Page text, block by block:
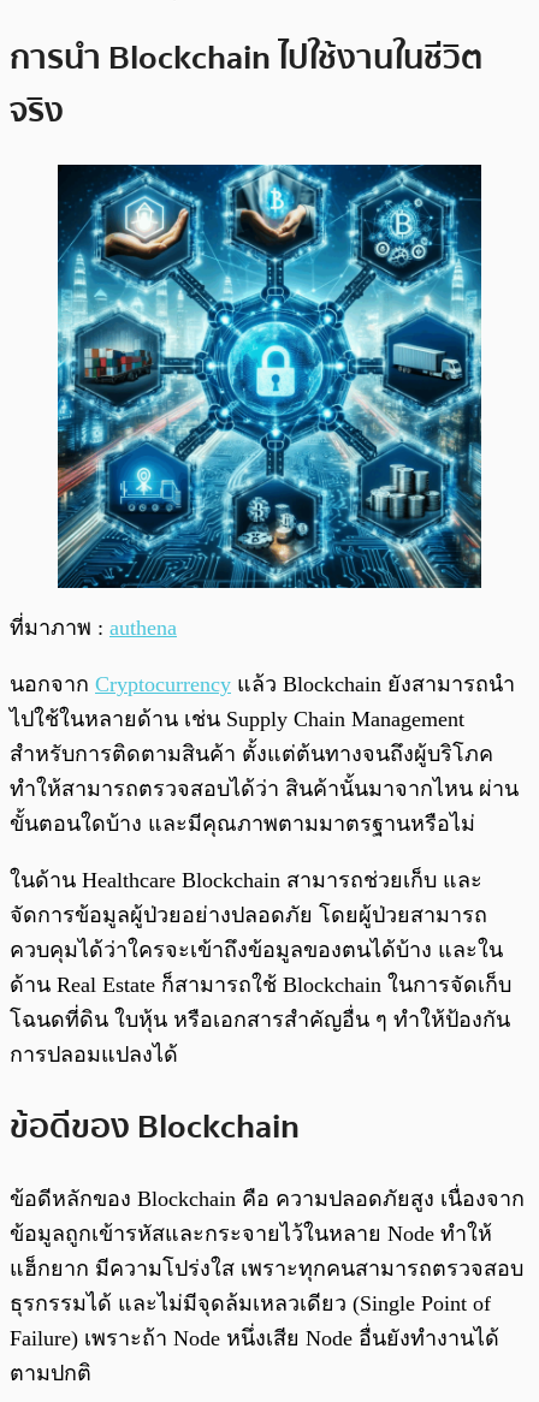
การนำ Blockchain ไปใช้งานในชีวิต
จริง
ที่มาภาพ : authena
นอกจาก Cryptocurrency แล้ว Blockchain ยังสามารถนำ
ไปใช้ในหลายด้าน เช่น Supply Chain Management
สำหรับการติดตามสินค้า ตั้งแต่ต้นทางจนถึงผู้บริโภค
ทำให้สามารถตรวจสอบได้ว่า สินค้านั้นมาจากไหน ผ่าน
ขั้นตอนใดบ้าง และมีคุณภาพตามมาตรฐานหรือไม่
ในด้าน Healthcare Blockchain สามารถช่วยเก็บ และ
จัดการข้อมูลผู้ป่วยอย่างปลอดภัย โดยผู้ป่วยสามารถ
ควบคุมได้ว่าใครจะเข้าถึงข้อมูลของตนได้บ้าง และใน
ด้าน Real Estate ก็สามารถใช้ Blockchain ในการจัดเก็บ
โฉนดที่ดิน ใบหุ้น หรือเอกสารสำคัญอื่น ๆ ทำให้ป้องกัน
การปลอมแปลงได้
ข้อดีของ Blockchain
ข้อดีหลักของ Blockchain คือ ความปลอดภัยสูง เนื่องจาก
ข้อมูลถูกเข้ารหัสและกระจายไว้ในหลาย Node ทำให้
แฮ็กยาก มีความโปร่งใส เพราะทุกคนสามารถตรวจสอบ
ธุรกรรมได้ และไม่มีจุดล้มเหลวเดียว (Single Point of
Failure) เพราะถ้า Node หนึ่งเสีย Node อื่นยังทำงานได้
ตามปกติ